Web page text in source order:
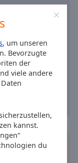
, um unseren
Bevorzugte
der
viele andere
kannst.
du
auf Ihrem
und hören